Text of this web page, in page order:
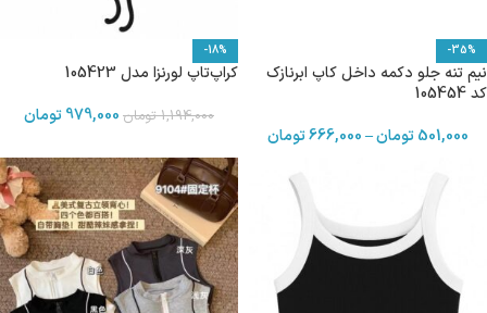
-35%
نیم تنه جلو دکمه داخل کاپ ابرنازک
کد 105454
501,000تومان–
666,000تومان
-18%
کراپ‌تاپ لورنزا مدل 105423
1,194,000 تومان 979,000تومان